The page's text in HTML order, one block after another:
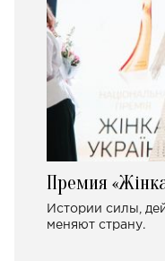
Премия
Истории силы,
меняют страну.